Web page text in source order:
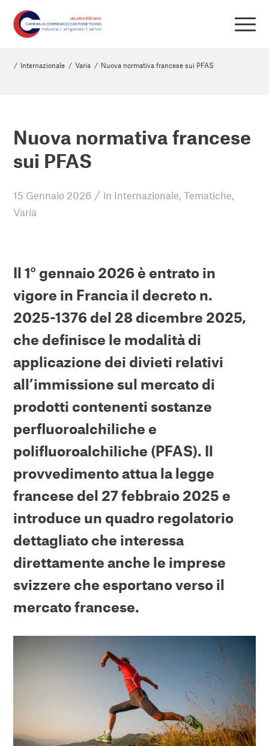
/ Internazionale / Varia / Nuova normativa francese sui PFAS
Nuova normativa francese
sui PFAS
15 Gennaio 2026 / in Internazionale,Tematiche,
Varia
Il 1° gennaio 2026 è entrato in
vigore in Francia il decreto n.
2025-1376 del 28 dicembre 2025,
che definisce le modalità di
applicazione dei divieti relativi
all’immissione sul mercato di
prodotti contenenti sostanze
perfluoroalchiliche e
polifluoroalchiliche (PFAS). Il
provvedimento attua la legge
francese del 27 febbraio 2025 e
introduce un quadro regolatorio
dettagliato che interessa
direttamente anche le imprese
svizzere che esportano verso il
mercato francese.